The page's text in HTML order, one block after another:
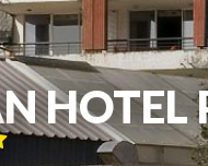
HOTEL